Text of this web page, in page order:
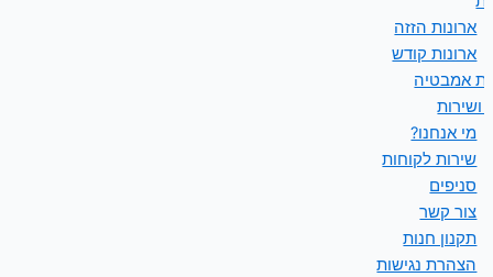
ארונות הזזה
ארונות קודש
אמבטיה
ושירות
מי אנחנו?
שירות לקוחות
סניפים
צור קשר
תקנון חנות
הצהרת נגישות